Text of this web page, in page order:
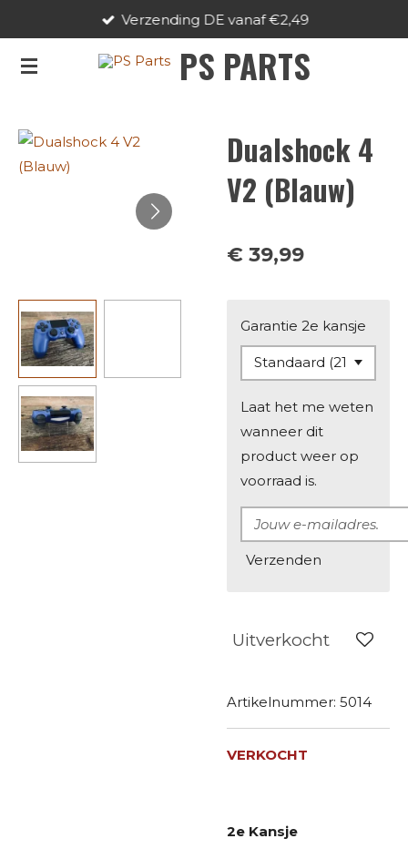
naar
PS PARTS
Verzending DE vanaf €2,49
Dualshock 4
V2 (Blauw)
€ 39,99
Garantie 2e kansje
Laat het me weten
wanneer dit
product weer op
voorraad is.
Verzenden
Uitverkocht
Artikelnummer: 5014
VERKOCHT
2e Kansje